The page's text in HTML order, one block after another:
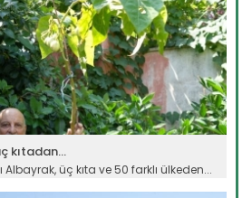
kıtadan...
Albayrak, üç kıta ve 50 farklı ülkeden...